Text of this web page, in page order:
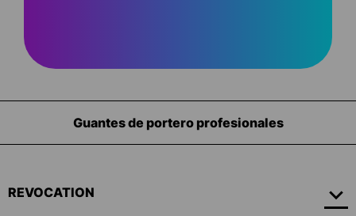
Equipamiento
REVOCATION